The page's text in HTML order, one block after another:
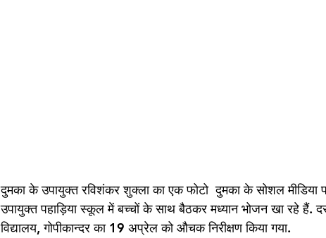
दुमका के उपायुक्त रविशंकर शुक्ला का एक फोटो  दुमका के सोशल मीडिया
उपायुक्त पहाड़िया स्कूल में बच्चों के साथ बैठकर मध्यान भोजन खा रहे हैं.
विद्यालय, गोपीकान्दर का 19 अप्रेल को औचक निरीक्षण किया गया.